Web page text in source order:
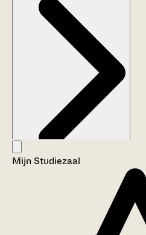
Aanwijzingen voor de gebruiker
Mijn Studiezaal